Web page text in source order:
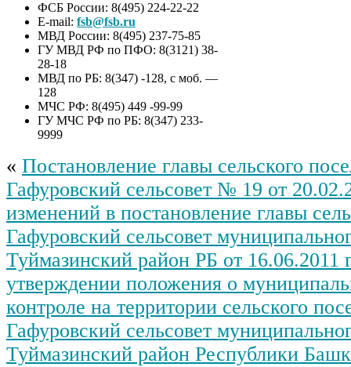
ФСБ России: 8(495) 224-22-22
E-mail: fsb@fsb.ru
МВД России: 8(495) 237-75-85
ГУ МВД РФ по ПФО: 8(3121) 38-
28-18
МВД по РБ: 8(347) -128, с моб. —
128
МЧС РФ: 8(495) 449 -99-99
ГУ МЧС РФ по РБ: 8(347) 233-
9999
« Постановление главы сельского
Гафуровский сельсовет № 19 от
изменений в постановление главы
Гафуровский сельсовет
Туймазинский район РБ от
утверждении положения о
контроле на территории сельского
Гафуровский сельсовет
Туймазинский район Республики